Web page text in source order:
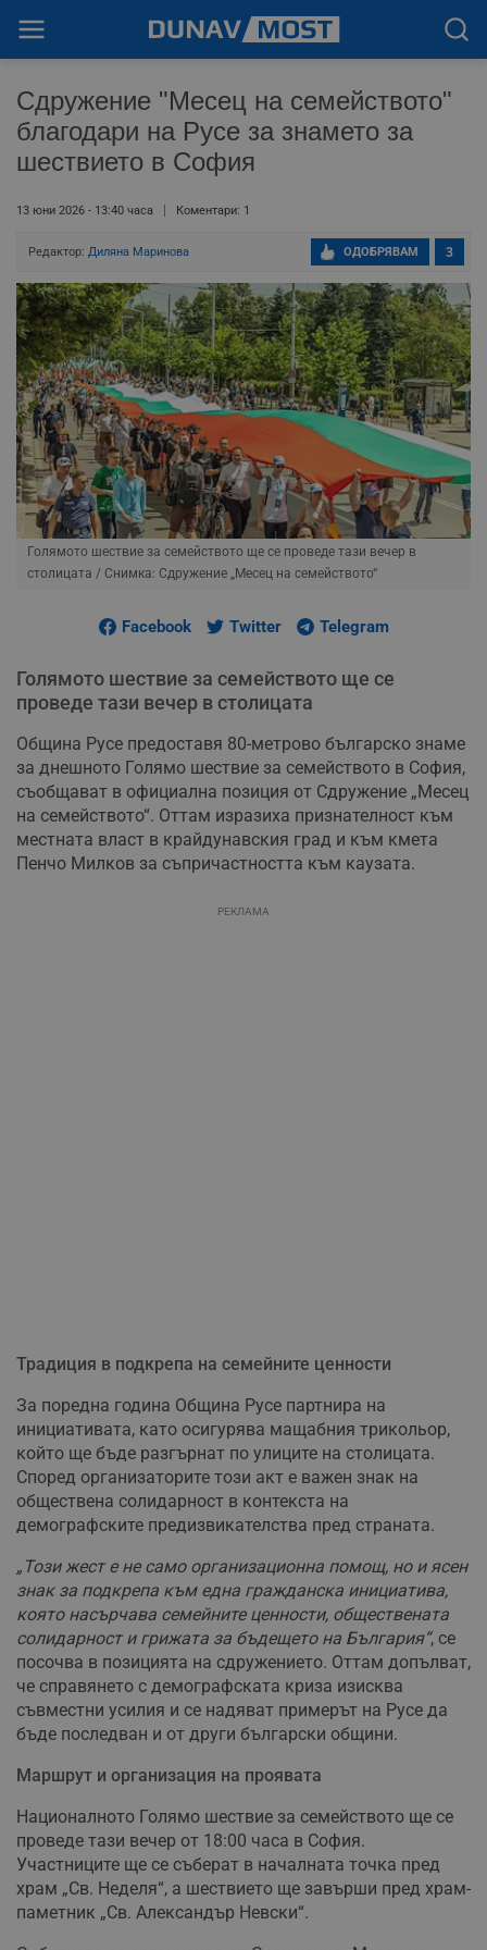
Сдружение "Месец на семейството"
благодари на Русе за знамето за
шествието в София
13 юни 2026 - 13:40 часа Коментари: 1
Редактор: Диляна Маринова 3
ОДОБРЯВАМ
Голямото шествие за семейството ще се проведе тази вечер в
столицата / Снимка: Сдружение „Месец на семейството“
Facebook Twitter Telegram
Голямото шествие за семейството ще се
проведе тази вечер в столицата
Община Русе предоставя 80-метрово българско знаме
за днешното Голямо шествие за семейството в София,
съобщават в официална позиция от Сдружение „Месец
на семейството“. Оттам изразиха признателност към
местната власт в крайдунавския град и към кмета
Пенчо Милков за съпричастността към каузата.
РЕКЛАМА
Традиция в подкрепа на семейните ценности
За поредна година Община Русе партнира на
инициативата, като осигурява мащабния трикольор,
който ще бъде разгърнат по улиците на столицата.
Според организаторите този акт е важен знак на
обществена солидарност в контекста на
демографските предизвикателства пред страната.
„Този жест е не само организационна помощ, но и ясен
знак за подкрепа към една гражданска инициатива,
която насърчава семейните ценности, обществената
солидарност и грижата за бъдещето на България“, се
посочва в позицията на сдружението. Оттам допълват,
че справянето с демографската криза изисква
съвместни усилия и се надяват примерът на Русе да
бъде последван и от други български общини.
Маршрут и организация на проявата
Националното Голямо шествие за семейството ще се
проведе тази вечер от 18:00 часа в София.
Участниците ще се съберат в началната точка пред
храм „Св. Неделя“, а шествието ще завърши пред храм-
паметник „Св. Александър Невски“.